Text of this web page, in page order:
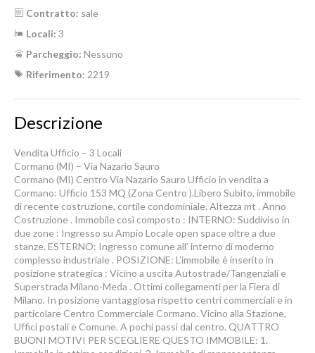
Contratto: sale
Locali: 3
Parcheggio: Nessuno
Riferimento: 2219
Descrizione
Vendita Ufficio – 3 Locali
Cormano (MI) – Via Nazario Sauro
Cormano (MI) Centro Via Nazario Sauro Ufficio in vendita a
Cormano: Ufficio 153 MQ (Zona Centro ).Libero Subito, immobile
di recente costruzione, cortile condominiale. Altezza mt . Anno
Costruzione . Immobile così composto : INTERNO: Suddiviso in
due zone : Ingresso su Ampio Locale open space oltre a due
stanze. ESTERNO: Ingresso comune all’ interno di moderno
complesso industriale . POSIZIONE: L’immobile è inserito in
posizione strategica : Vicino a uscita Autostrade/Tangenziali e
Superstrada Milano-Meda . Ottimi collegamenti per la Fiera di
Milano. In posizione vantaggiosa rispetto centri commerciali e in
particolare Centro Commerciale Cormano. Vicino alla Stazione,
Uffici postali e Comune. A pochi passi dal centro. QUATTRO
BUONI MOTIVI PER SCEGLIERE QUESTO IMMOBILE: 1.